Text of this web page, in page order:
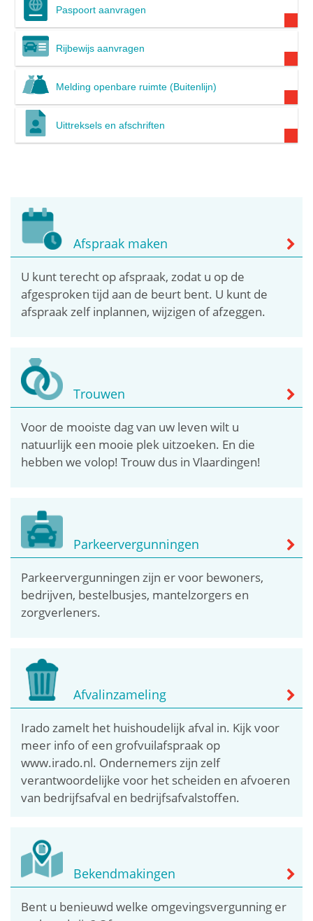
Paspoort aanvragen
Rijbewijs aanvragen
Melding openbare ruimte (Buitenlijn)
Uittreksels en afschriften
Afspraak maken
U kunt terecht op afspraak, zodat u op de
afgesproken tijd aan de beurt bent. U kunt de
afspraak zelf inplannen, wijzigen of afzeggen.
Trouwen
Voor de mooiste dag van uw leven wilt u
natuurlijk een mooie plek uitzoeken. En die
hebben we volop! Trouw dus in Vlaardingen!
Parkeervergunningen
Parkeervergunningen zijn er voor bewoners,
bedrijven, bestelbusjes, mantelzorgers en
zorgverleners.
Afvalinzameling
Irado zamelt het huishoudelijk afval in. Kijk voor
meer info of een grofvuilafspraak op
www.irado.nl. Ondernemers zijn zelf
verantwoordelijke voor het scheiden en afvoeren
van bedrijfsafval en bedrijfsafvalstoffen.
Bekendmakingen
Bent u benieuwd welke omgevingsvergunning er